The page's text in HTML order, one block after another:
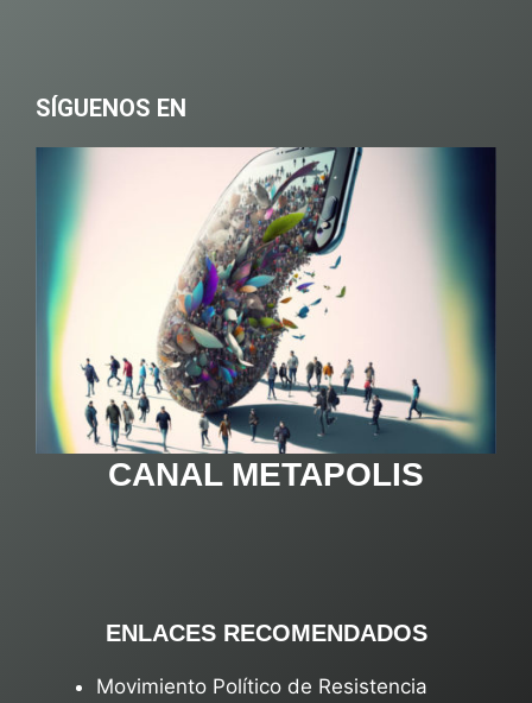
SÍGUENOS EN
CANAL METAPOLIS
ENLACES RECOMENDADOS
Movimiento Político de Resistencia